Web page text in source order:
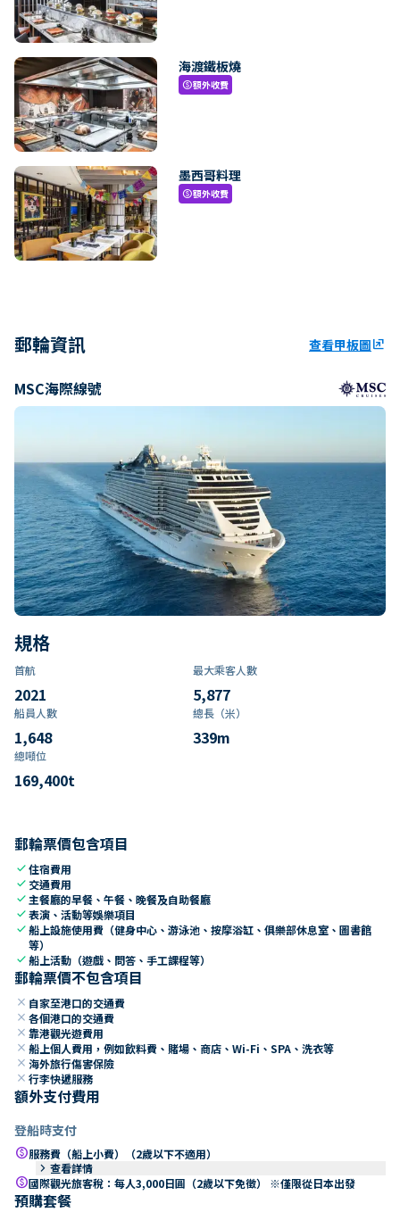
海渡鐵板燒
paid額外收費
墨西哥料理
paid額外收費
郵輪資訊 查看甲板圖ungroup
MSC海際線號
規格
首航
2021
最大乘客人數
5,877
船員人數
1,648
總長（米）
339m
總噸位
169,400t
郵輪票價包含項目
check住宿費用
check 交通費用
check 主餐廳的早餐、午餐、晚餐及自助餐廳
check表演、活動等娛樂項目
check船上設施使用費（健身中心、游泳池、按摩浴缸、俱樂部休息室、圖書館
等）
check船上活動（遊戲、問答、手工課程等）
郵輪票價不包含項目
close 自家至港口的交通費
close 各個港口的交通費
close 靠港觀光遊費用
close 船上個人費用，例如飲料費、賭場、商店、Wi-Fi、SPA、洗衣等
close 海外旅行傷害保險
close 行李快遞服務
額外支付費用
登船時支付
paid服務費（船上小費）（2歲以下不適用）
keyboard_arrow_right 查看詳情
paid國際觀光旅客稅：每人3,000日圓（2歲以下免徵） ※僅限從日本出發
預購套餐